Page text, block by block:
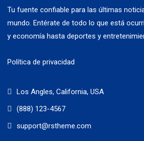
Tu fuente confiable para las últimas
mundo. Entérate de todo lo que está
y economía hasta deportes y
Política de privacidad
Los Angles, California, USA
(888) 123-4567
support@rstheme.com